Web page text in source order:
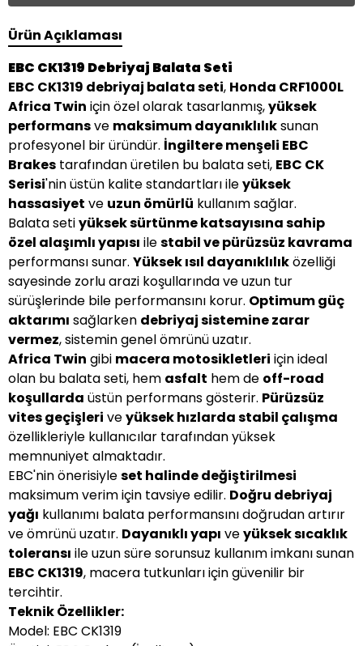
Ürün Açıklaması
EBC CK1319 Debriyaj Balata Seti
EBC CK1319 debriyaj balata seti, Honda CRF1000L
Africa Twin için özel olarak tasarlanmış,yüksek
performansve maksimum dayanıklılıksunan
profesyonel bir üründür. İngiltere menşeli EBC
Brakes tarafından üretilen bu balata seti, EBC CK
Serisi'nin üstün kalite standartları ileyüksek
hassasiyet ve uzun ömürlü kullanım sağlar.
Balata setiyüksek sürtünme katsayısına sahip
özel alaşımlı yapısı ilestabil ve pürüzsüz kavrama
performansı sunar. Yüksek ısıl dayanıklılıközelliği
sayesinde zorlu arazi koşullarında ve uzun tur
sürüşlerinde bile performansını korur. Optimum güç
aktarımı sağlarken debriyaj sistemine zarar
vermez, sistemin genel ömrünü uzatır.
Africa Twin gibi macera motosikletleri için ideal
olan bu balata seti, hem asfalt hem de off-road
koşullarda üstün performans gösterir. Pürüzsüz
vites geçişleri veyüksek hızlarda stabil çalışma
özellikleriyle kullanıcılar tarafından yüksek
memnuniyet almaktadır.
EBC'nin önerisiyleset halinde değiştirilmesi
maksimum verim için tavsiye edilir. Doğru debriyaj
yağı kullanımı balata performansını doğrudan artırır
ve ömrünü uzatır. Dayanıklı yapı veyüksek sıcaklık
toleransı ile uzun süre sorunsuz kullanım imkanı sunan
EBC CK1319, macera tutkunları için güvenilir bir
tercihtir.
Teknik Özellikler:
Model: EBC CK1319